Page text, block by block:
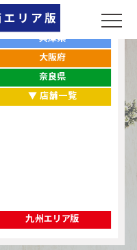
お店をエリアから探す
兵庫県
大阪府
奈良県
▼ 店舗一覧
九州エリア版